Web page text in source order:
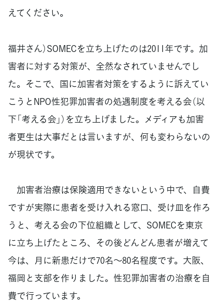
えてください。
福井さん）SOMECを立ち上げたのは2011年です。加
害者に対する対策が、全然なされていませんでし
た。そこで、国に加害者対策をするように訴えてい
こうとNPO性犯罪加害者の処遇制度を考える会（以
下「考える会」）を立ち上げました。メディアも加害
者更生は大事だとは言いますが、何も変わらないの
が現状です。
加害者治療は保険適用できないという中で、自費
ですが実際に患者を受け入れる窓口、受け皿を作ろ
うと、考える会の下位組織として、SOMECを東京
に立ち上げたところ、その後どんどん患者が増えて
今は、月に新患だけで70名～80名程度です。大阪、
福岡と支部を作りました。性犯罪加害者の治療を自
費で行っています。